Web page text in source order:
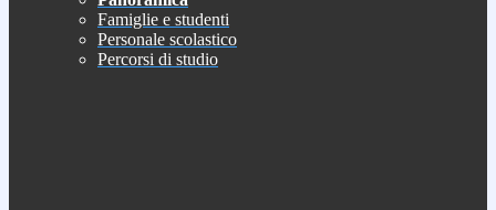
Famiglie e studenti
Personale scolastico
Percorsi di studio